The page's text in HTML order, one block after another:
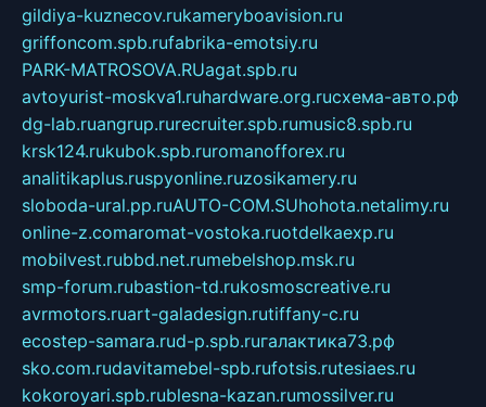
gildiya-kuznecov.rukameryboavision.ru
griffoncom.spb.rufabrika-emotsiy.ru
PARK-MATROSOVA.RUagat.spb.ru
avtoyurist-moskva1.ruhardware.org.ruсхема-авто.рф
dg-lab.ruangrup.rurecruiter.spb.rumusic8.spb.ru
krsk124.rukubok.spb.ruromanofforex.ru
analitikaplus.ruspyonline.ruzosikamery.ru
sloboda-ural.pp.ruAUTO-COM.SUhohota.netalimy.ru
online-z.comaromat-vostoka.ruotdelkaexp.ru
mobilvest.rubbd.net.rumebelshop.msk.ru
smp-forum.rubastion-td.rukosmoscreative.ru
avrmotors.ruart-galadesign.rutiffany-c.ru
ecostep-samara.rud-p.spb.ruгалактика73.рф
sko.com.rudavitamebel-spb.rufotsis.rutesiaes.ru
kokoroyari.spb.rublesna-kazan.rumossilver.ru